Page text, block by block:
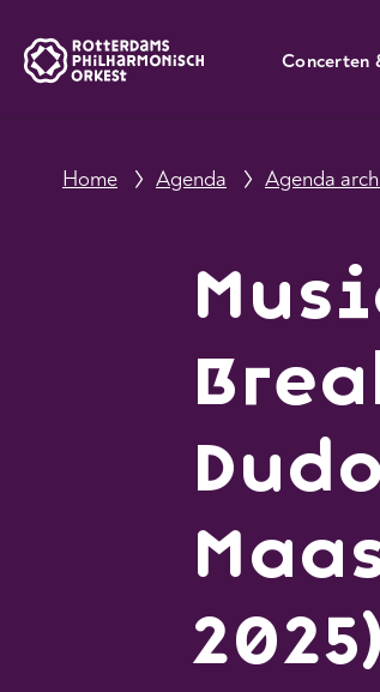
Concerten
Home Agenda Agenda
2025)